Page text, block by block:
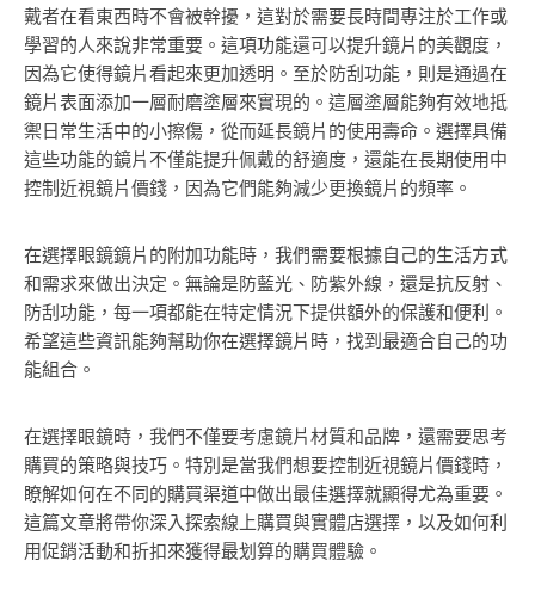
戴者在看東西時不會被幹擾，這對於需要長時間專注於工作或
學習的人來說非常重要。這項功能還可以提升鏡片的美觀度，
因為它使得鏡片看起來更加透明。至於防刮功能，則是通過在
鏡片表面添加一層耐磨塗層來實現的。這層塗層能夠有效地抵
禦日常生活中的小擦傷，從而延長鏡片的使用壽命。選擇具備
這些功能的鏡片不僅能提升佩戴的舒適度，還能在長期使用中
控制近視鏡片價錢，因為它們能夠減少更換鏡片的頻率。
在選擇眼鏡鏡片的附加功能時，我們需要根據自己的生活方式
和需求來做出決定。無論是防藍光、防紫外線，還是抗反射、
防刮功能，每一項都能在特定情況下提供額外的保護和便利。
希望這些資訊能夠幫助你在選擇鏡片時，找到最適合自己的功
能組合。
在選擇眼鏡時，我們不僅要考慮鏡片材質和品牌，還需要思考
購買的策略與技巧。特別是當我們想要控制近視鏡片價錢時，
瞭解如何在不同的購買渠道中做出最佳選擇就顯得尤為重要。
這篇文章將帶你深入探索線上購買與實體店選擇，以及如何利
用促銷活動和折扣來獲得最划算的購買體驗。